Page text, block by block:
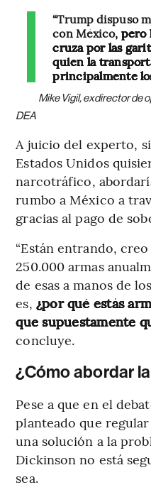
“Trump dispuso
con México, pero
cruza por las
quien la
principalmente
Mike Vigil, exdirector de
DEA
A juicio del experto,
Estados Unidos
narcotráfico,
rumbo a México a
gracias al pago de
“Están entrando,
250.000 armas
de esas a manos de
es, ¿por qué estás
que supuestamente
concluye.
¿Cómo abordar
Pese a que en el
planteado que
una solución a la
Dickinson no está
sea.